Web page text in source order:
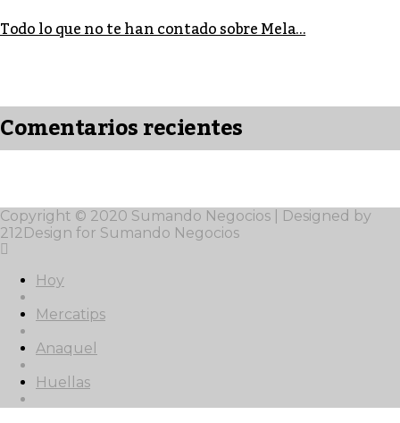
Todo lo que no te han contado sobre Mela...
Comentarios recientes
Copyright © 2020 Sumando Negocios | Designed by
212Design for Sumando Negocios
Hoy
Mercatips
Anaquel
Huellas